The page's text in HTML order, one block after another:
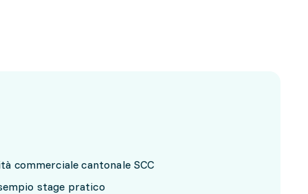
commerciale cantonale SCC
stage pratico